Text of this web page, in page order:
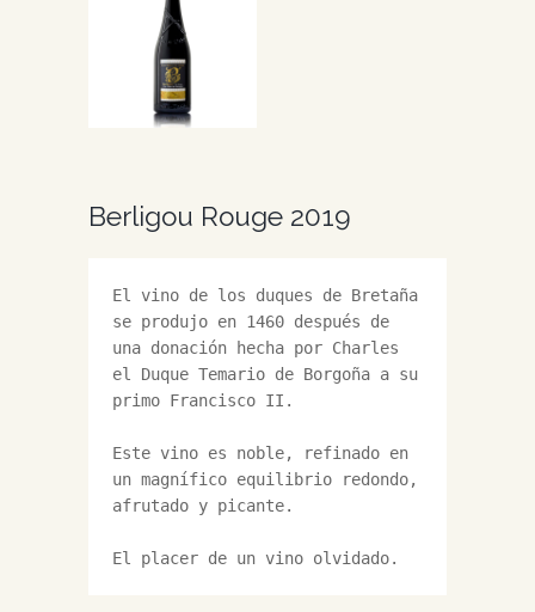
Berligou Rouge 2019
El vino de los duques de Bretaña
se produjo en 1460 después de
una donación hecha por Charles
el Duque Temario de Borgoña a su
primo Francisco II.
Este vino es noble, refinado en
un magnífico equilibrio redondo,
afrutado y picante.
El placer de un vino olvidado.